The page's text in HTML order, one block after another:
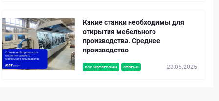
все категории статьи 23.05.2025
Какие станки необходимы для
открытия мебельного
производства. Среднее
производство